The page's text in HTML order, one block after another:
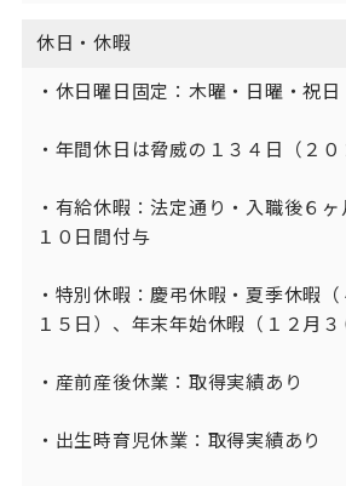
休日・休暇
・休日曜日固定：木曜・日曜・祝日
・年間休日は脅威の１３４日（２０
・有給休暇：法定通り・入職後６
１０日間付与
・特別休暇：慶弔休暇・夏季休暇
１５日）、年末年始休暇（１２月３
・産前産後休業：取得実績あり
・出生時育児休業：取得実績あり